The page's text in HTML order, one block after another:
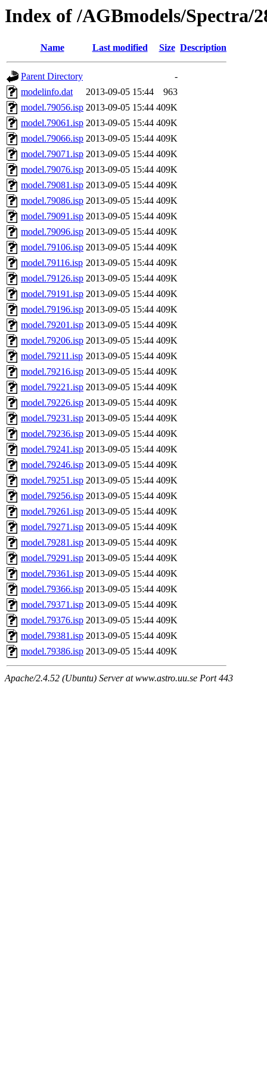
Index of /AGBmodels/Spectra/
Name Last modified Size Description
Parent Directory
-
modelinfo.dat
2013-09-05 15:44
963
model.79056.isp 2013-09-05 15:44 409K
model.79061.isp 2013-09-05 15:44 409K
model.79066.isp 2013-09-05 15:44 409K
model.79071.isp 2013-09-05 15:44 409K
model.79076.isp 2013-09-05 15:44 409K
model.79081.isp 2013-09-05 15:44 409K
model.79086.isp 2013-09-05 15:44 409K
model.79091.isp 2013-09-05 15:44 409K
model.79096.isp 2013-09-05 15:44 409K
model.79106.isp 2013-09-05 15:44 409K
model.79116.isp 2013-09-05 15:44 409K
model.79126.isp 2013-09-05 15:44 409K
model.79191.isp 2013-09-05 15:44 409K
model.79196.isp 2013-09-05 15:44 409K
model.79201.isp 2013-09-05 15:44 409K
model.79206.isp 2013-09-05 15:44 409K
model.79211.isp 2013-09-05 15:44 409K
model.79216.isp 2013-09-05 15:44 409K
model.79221.isp 2013-09-05 15:44 409K
model.79226.isp 2013-09-05 15:44 409K
model.79231.isp 2013-09-05 15:44 409K
model.79236.isp 2013-09-05 15:44 409K
model.79241.isp 2013-09-05 15:44 409K
model.79246.isp 2013-09-05 15:44 409K
model.79251.isp 2013-09-05 15:44 409K
model.79256.isp 2013-09-05 15:44 409K
model.79261.isp 2013-09-05 15:44 409K
model.79271.isp 2013-09-05 15:44 409K
model.79281.isp 2013-09-05 15:44 409K
model.79291.isp 2013-09-05 15:44 409K
model.79361.isp 2013-09-05 15:44 409K
model.79366.isp 2013-09-05 15:44 409K
model.79371.isp 2013-09-05 15:44 409K
model.79376.isp 2013-09-05 15:44 409K
model.79381.isp 2013-09-05 15:44 409K
model.79386.isp 2013-09-05 15:44 409K
Apache/2.4.52 (Ubuntu) Server at www.astro.uu.se Port 443